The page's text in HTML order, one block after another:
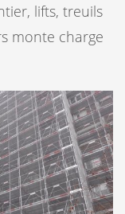
lifts, treuils
monte charge